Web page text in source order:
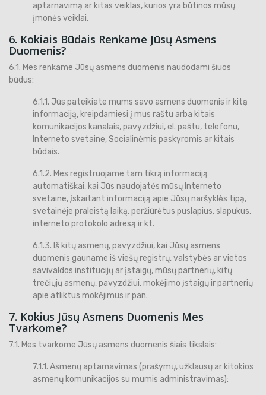
aptarnavimą ar kitas veiklas, kurios yra būtinos mūsų
įmonės veiklai.
6. Kokiais Būdais Renkame Jūsų Asmens
Duomenis?
6.1. Mes renkame Jūsų asmens duomenis naudodami šiuos
būdus:
6.1.1. Jūs pateikiate mums savo asmens duomenis ir kitą
informaciją, kreipdamiesi į mus raštu arba kitais
komunikacijos kanalais, pavyzdžiui, el. paštu, telefonu,
Interneto svetaine, Socialinėmis paskyromis ar kitais
būdais.
6.1.2. Mes registruojame tam tikrą informaciją
automatiškai, kai Jūs naudojatės mūsų Interneto
svetaine, įskaitant informaciją apie Jūsų naršyklės tipą,
svetainėje praleistą laiką, peržiūrėtus puslapius, slapukus,
interneto protokolo adresą ir kt.
6.1.3. Iš kitų asmenų, pavyzdžiui, kai Jūsų asmens
duomenis gauname iš viešų registrų, valstybės ar vietos
savivaldos institucijų ar įstaigų, mūsų partnerių, kitų
trečiųjų asmenų, pavyzdžiui, mokėjimo įstaigų ir partnerių
apie atliktus mokėjimus ir pan.
7. Kokius Jūsų Asmens Duomenis Mes
Tvarkome?
7.1. Mes tvarkome Jūsų asmens duomenis šiais tikslais:
7.1.1. Asmenų aptarnavimas (prašymų, užklausų ar kitokios
asmenų komunikacijos su mumis administravimas):